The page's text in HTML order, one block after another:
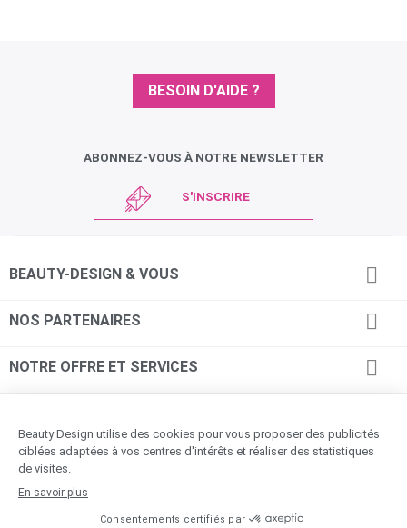
BESOIN D'AIDE ?
ABONNEZ-VOUS À NOTRE NEWSLETTER
S'INSCRIRE
BEAUTY-DESIGN & VOUS 
NOS PARTENAIRES 
NOTRE OFFRE ET SERVICES 